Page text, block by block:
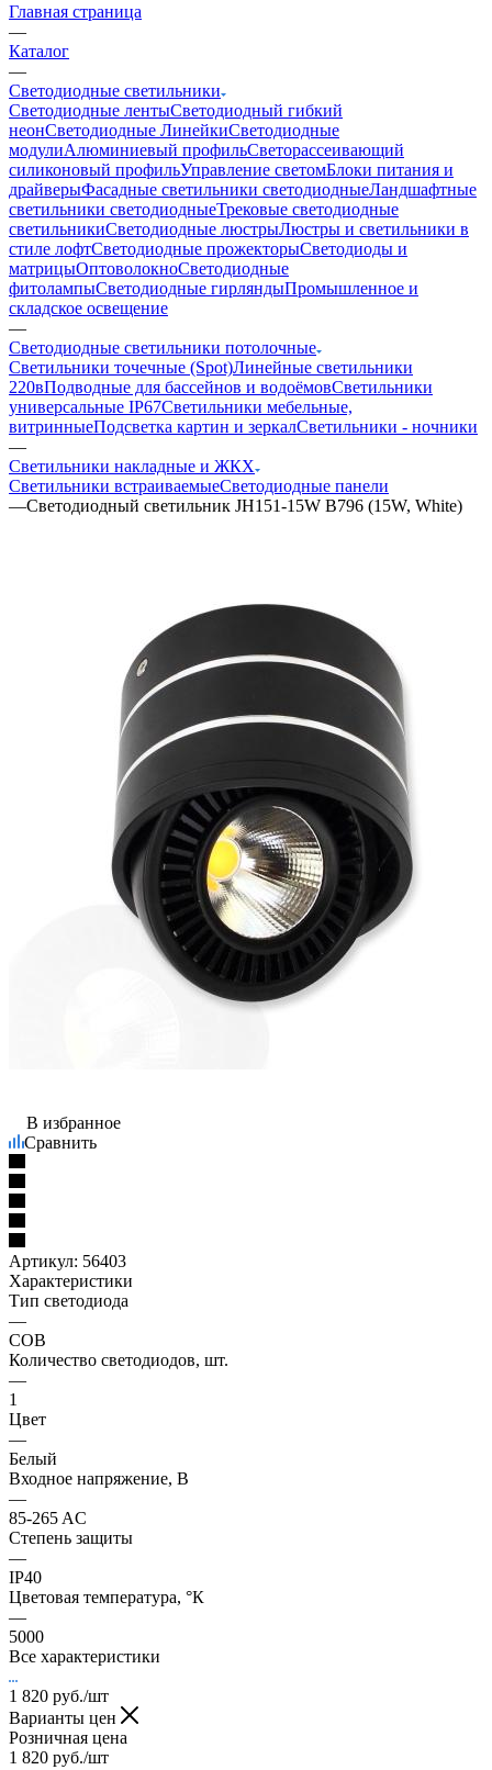
Главная страница
—
Каталог
—
Светодиодные светильники
Светодиодные лентыСветодиодный гибкий
неонСветодиодные ЛинейкиСветодиодные
модулиАлюминиевый профильСветорассеивающий
силиконовый профильУправление светомБлоки питания и
драйверыФасадные светильники светодиодныеЛандшафтные
светильники светодиодныеТрековые светодиодные
светильникиСветодиодные люстрыЛюстры и светильники в
стиле лофтСветодиодные прожекторыСветодиоды и
матрицыОптоволокноСветодиодные
фитолампыСветодиодные гирляндыПромышленное и
складское освещение
—
Светодиодные светильники потолочные
Светильники точечные (Spot)Линейные светильники
220вПодводные для бассейнов и водоёмовСветильники
универсальные IP67Светильники мебельные,
витринныеПодсветка картин и зеркалСветильники - ночники
—
Светильники накладные и ЖКХ
Светильники встраиваемыеСветодиодные панели
—Светодиодный светильник JH151-15W B796 (15W, White)
В избранное
Сравнить
Артикул: 56403
Характеристики
Тип светодиода
—
COB
Количество светодиодов, шт.
—
1
Цвет
—
Белый
Входное напряжение, В
—
85-265 AC
Степень защиты
—
IP40
Цветовая температура, °К
—
5000
Все характеристики
1 820 руб./шт
Варианты цен
Розничная цена
1 820 руб./шт